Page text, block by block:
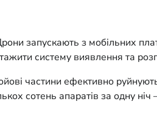
запускають з мобільних
систему виявлення та
частини ефективно руйнують
сотень апаратів за одну ніч